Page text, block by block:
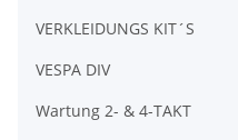
VERKLEIDUNGS KIT´S
VESPA DIV
Wartung 2- & 4-TAKT